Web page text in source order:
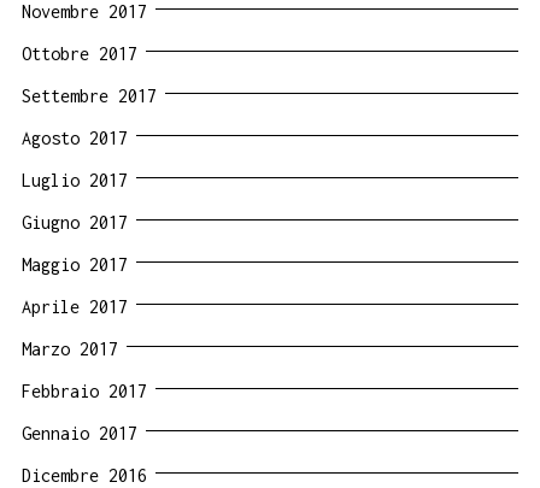
Novembre 2017
Ottobre 2017
Settembre 2017
Agosto 2017
Luglio 2017
Giugno 2017
Maggio 2017
Aprile 2017
Marzo 2017
Febbraio 2017
Gennaio 2017
Dicembre 2016